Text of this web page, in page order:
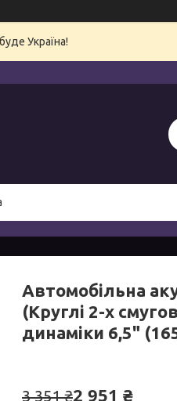
Україна!
Автомобільна
(Круглі 2-х
динаміки 6,5"
3 351 ₴2 951 ₴